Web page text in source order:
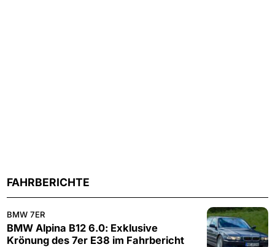
FAHRBERICHTE
BMW 7ER
BMW Alpina B12 6.0: Exklusive
Krönung des 7er E38 im Fahrbericht